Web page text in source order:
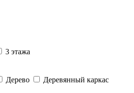
3 этажа
Дерево
Деревянный каркас